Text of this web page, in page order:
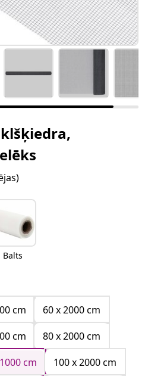
Balts
cm
60 x 2000 cm
cm
80 x 2000 cm
cm
100 x 2000 cm